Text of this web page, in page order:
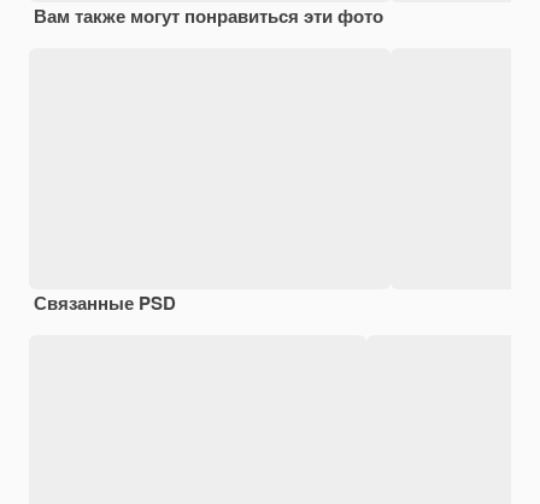
Вам также могут понравиться эти фото
Связанные PSD